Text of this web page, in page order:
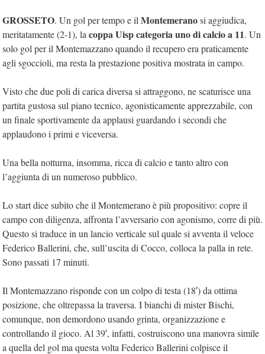
GROSSETO. Un gol per tempo e il Montemeranosi aggiudica,
meritatamente (2-1), la coppa Uisp categoria uno di calcio a 11. Un
solo gol per il Montemazzano quando il recupero era praticamente
agli sgoccioli, ma resta la prestazione positiva mostrata in campo.
Visto che due poli di carica diversa si attraggono, ne scaturisce una
partita gustosa sul piano tecnico, agonisticamente apprezzabile, con
un finale sportivamente da applausi guardando i secondi che
applaudono i primi e viceversa.
Una bella notturna, insomma, ricca di calcio e tanto altro con
l’aggiunta di un numeroso pubblico.
Lo start dice subito che il Montemerano è più propositivo: copre il
campo con diligenza, affronta l’avversario con agonismo, corre di più.
Questo si traduce in un lancio verticale sul quale si avventa il veloce
Federico Ballerini, che, sull’uscita di Cocco, colloca la palla in rete.
Sono passati 17 minuti.
Il Montemazzano risponde con un colpo di testa (18′) da ottima
posizione, che oltrepassa la traversa. I bianchi di mister Bischi,
comunque, non demordono usando grinta, organizzazione e
controllando il gioco. Al 39′, infatti, costruiscono una manovra simile
a quella del gol ma questa volta Federico Ballerini colpisce il